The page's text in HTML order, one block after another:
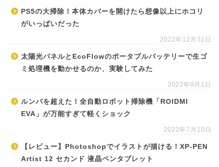
PS5の大掃除！本体カバーを開けたら想像以上にホコリ
がいっぱいだった
2022年12月31日
太陽光パネルとEcoFlowのポータブルバッテリーで生ゴ
ミ処理機を動かせるのか、実験してみた
2022年9月1日
ルンバを超えた！全自動ロボット掃除機「ROIDMI
EVA」が万能すぎて軽くショック
2022年7月10日
【レビュー】Photoshopでイラストが描ける！XP-PEN
Artist 12 セカンド 液晶ペンタブレット